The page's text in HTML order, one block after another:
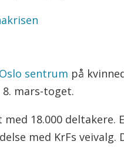
sentrum på
mars-toget.
18.000 deltakere.
med KrFs veivalg.